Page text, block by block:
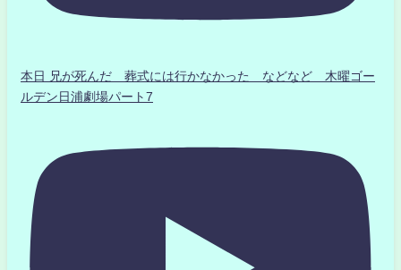
本日 兄が死んだ 葬式には行かなかった などなど 木曜ゴー
ルデン日浦劇場パート7